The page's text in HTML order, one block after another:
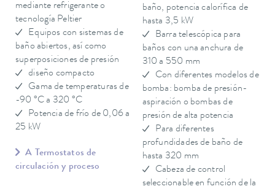
mediante refrigerante o
tecnología Peltier
Equipos con sistemas de
baño abiertos, así como
superposiciones de presión
diseño compacto
Gama de temperaturas de
-90 °C a 320 °C
Potencia de frío de 0,06 a
25 kW
A Termostatos de
circulación y proceso
baño, potencia calorífica de
hasta 3,5 kW
Barra telescópica para
baños con una anchura de
310 a 550 mm
Con diferentes modelos de
bomba: bomba de presión-
aspiración o bombas de
presión de alta potencia
Para diferentes
profundidades de baño de
hasta 320 mm
Cabeza de control
seleccionable en función de la